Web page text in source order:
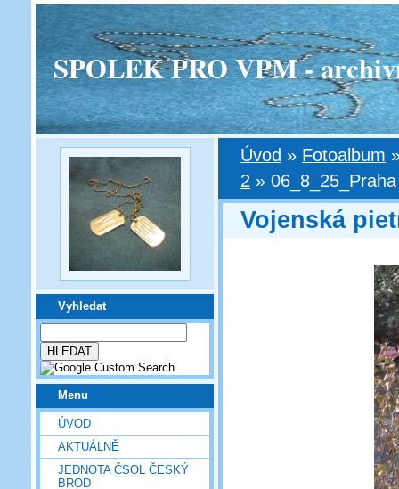
SPOLEK PRO VPM -
Vyhledat
Menu
ÚVOD
AKTUÁLNĚ
JEDNOTA ČSOL ČESKÝ
BROD
Úvod » Fotoalbum
2 »
Vojenská